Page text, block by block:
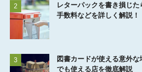
2
レターパックを書き損じた
手数料などを詳しく解説！
3
図書カードが使える意外
でも使える店を徹底解説